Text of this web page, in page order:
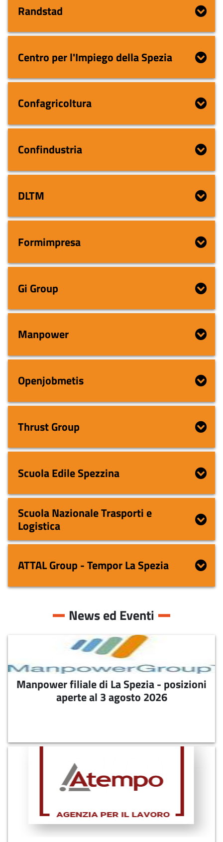
Randstad
Centro per l'Impiego della Spezia
Confagricoltura
Confindustria
DLTM
Formimpresa
Gi Group
Manpower
Openjobmetis
Thrust Group
Scuola Edile Spezzina
Scuola Nazionale Trasporti e
Logistica
ATTAL Group - Tempor La Spezia
News ed Eventi
Manpower filiale di La Spezia - posizioni
aperte al 3 agosto 2026
Manpower filiale di La Spezia -
posizioni aperte al 3 agosto 2026
07-08-2026
Atempo S.p.A filiale di La Spezia -
ricerche attive al 3 agosto 2026 -
Addetto/a al Ricevimento – Struttura
07-08-2026